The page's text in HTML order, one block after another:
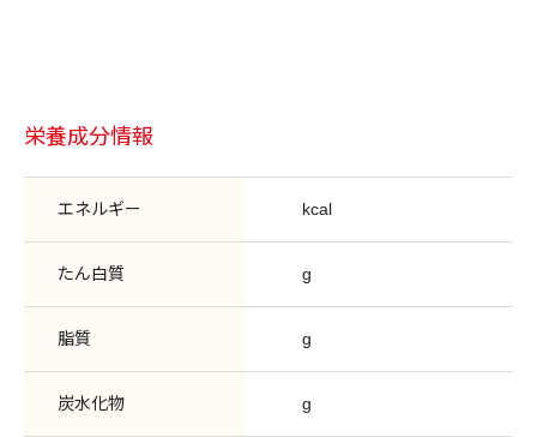
栄養成分情報
エネルギー kcal
たん白質 g
脂質 g
炭水化物 g